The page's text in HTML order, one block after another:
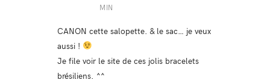
MIN
CANON cette salopette. & le sac… je veux
aussi !
Je file voir le site de ces jolis bracelets
brésiliens. ^^